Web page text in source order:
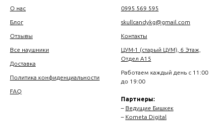
О нас
Блог
Отзывы
Все наушники
Доставка
Политика конфиденциальности
FAQ
0995 569 595
skullcandykg@gmail.com
Контакты
ЦУМ-1 (старый ЦУМ), 6 Этаж,
Отдел А15
Работаем каждый день с 11:00
до 19:00
Партнеры:
– Ведущие Бишкек
– Kometa Digital